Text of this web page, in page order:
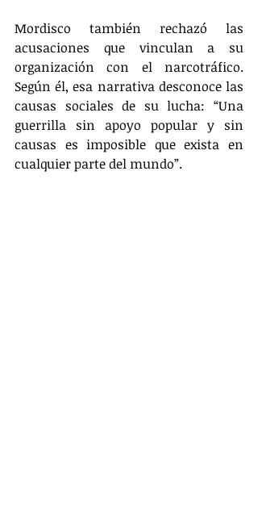
Mordisco también rechazó las
acusaciones que vinculan a su
organización con el narcotráfico.
Según él, esa narrativa desconoce las
causas sociales de su lucha: “Una
guerrilla sin apoyo popular y sin
causas es imposible que exista en
cualquier parte del mundo”.